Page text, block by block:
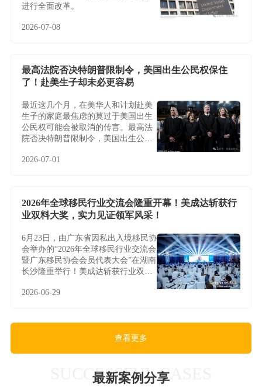
进行全面改革。
2026-07-08
最高法院否决特朗普限制令，美国出生公民权保住
了！赴美生子却未必更容易
最近这几个月，在美华人和计划赴美
生子的家庭最焦虑的莫过于美国出生
公民权可能会被取消的传言。最高法
院否决特朗普限制令，美国出生公民
2026-07-01
2026年全球移民行业交流会隆重开幕！美成达斩获行
业双料大奖，实力见证领军风采！
6月23日，由广东省因私出入境移民协
会举办的“2026年全球移民行业交流会
暨广东移民协会会员代表大会”在湖南
长沙隆重举行！美成达斩获行业双料
2026-06-29
查看更多
SUCCESSFUL CASES
最新案例分享